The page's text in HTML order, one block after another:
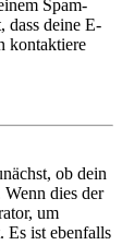
Spam-
dass deine E-
kontaktiere
ob dein
dies der
um
Es ist ebenfalls